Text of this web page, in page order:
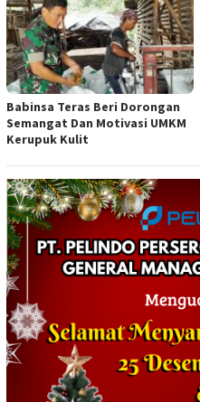
Babinsa Teras Beri Dorongan
Semangat Dan Motivasi UMKM
Kerupuk Kulit